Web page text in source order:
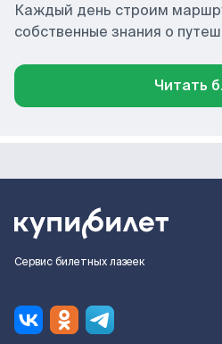
Каждый день строим
собственные знания о
Читать
Сервис билетных лазеек